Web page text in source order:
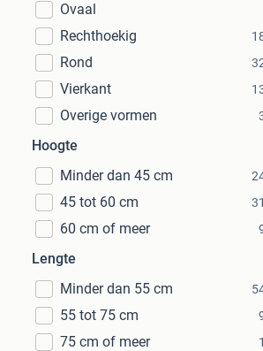
Ovaal
Rechthoekig
Rond
Vierkant
Overige vormen
Hoogte
Minder dan 45 cm
45 tot 60 cm
60 cm of meer
Lengte
Minder dan 55 cm
55 tot 75 cm
75 cm of meer